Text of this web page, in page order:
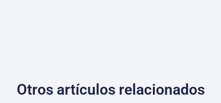
Otros artículos relacionados